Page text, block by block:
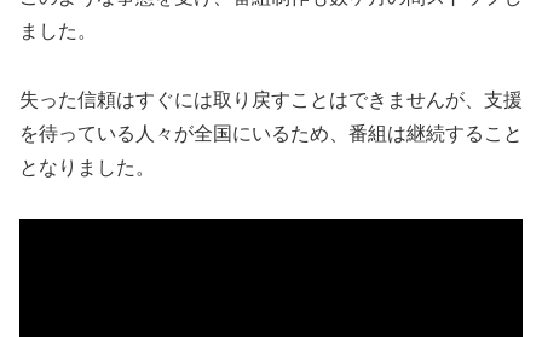
ました。
失った信頼はすぐには取り戻すことはできませんが、支援
を待っている人々が全国にいるため、番組は継続すること
となりました。